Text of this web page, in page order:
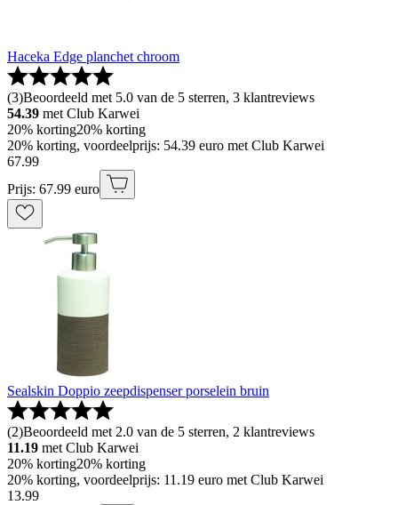
Haceka Edge planchet chroom
(3)Beoordeeld met 5.0 van de 5 sterren, 3 klantreviews
54.39 met Club Karwei
20% korting20% korting
20% korting, voordeelprijs: 54.39 euro met Club Karwei
67.99
Prijs: 67.99 euro
Sealskin Doppio zeepdispenser porselein bruin
(2)Beoordeeld met 2.0 van de 5 sterren, 2 klantreviews
11.19 met Club Karwei
20% korting20% korting
20% korting, voordeelprijs: 11.19 euro met Club Karwei
13.99